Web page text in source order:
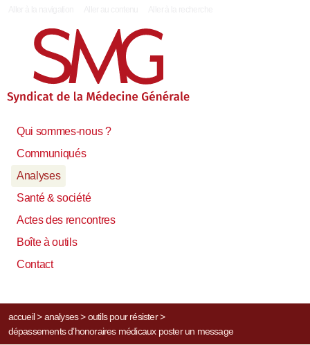
Qui sommes-nous ?
Communiqués
Analyses
Santé & société
Actes des rencontres
Boîte à outils
Contact
accueil> analyses> outils pour résister>
dépassements d’honoraires médicaux poster un message